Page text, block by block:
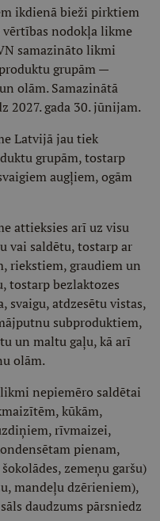
ikdienā bieži pirktiem
nodokļa likme
samazināto likmi
grupām —
olām. Samazinātā
2027. gada 30. jūnijam.
Latvijā jau tiek
grupām, tostarp
augļiem, ogām
attieksies arī uz visu
vai saldētu, tostarp ar
riekstiem, graudiem un
tostarp bezlaktozes
svaigu, atdzesētu vistas,
subproduktiem,
un maltu gaļu, kā arī
olām.
nepiemēro saldētai
kūkām,
rīvmaizei,
pienam,
zemeņu garšu)
mandeļu dzērieniem),
daudzums pārsniedz